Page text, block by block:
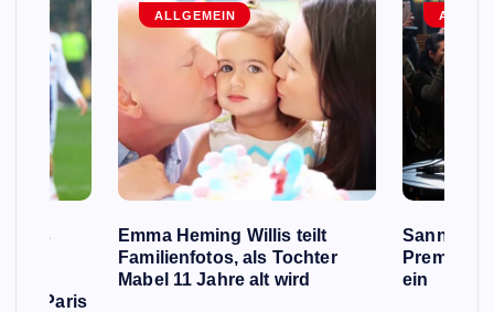
Fans
von Paris
ALLGEMEIN
Emma Heming Willis teilt
Familienfotos, als Tochter
Mabel 11 Jahre alt wird
Sanna
ein